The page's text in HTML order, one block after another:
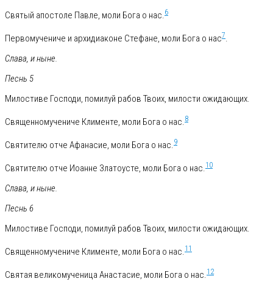
Святый апостоле Павле, моли Бога о нас.6
Первомучениче и архидиаконе Стефане, моли Бога о нас7.
Слава, и ныне.
Песнь 5
Милостиве Господи, помилуй рабов Твоих, милости ожидающих.
Священномучениче Клименте, моли Бога о нас.8
Святителю отче Афанасие, моли Бога о нас.9
Святителю отче Иоанне Златоусте, моли Бога о нас.10
Слава, и ныне.
Песнь 6
Милостиве Господи, помилуй рабов Твоих, милости ожидающих.
Священномучениче Клименте, моли Бога о нас.11
Святая великомученица Анастасие, моли Бога о нас.12